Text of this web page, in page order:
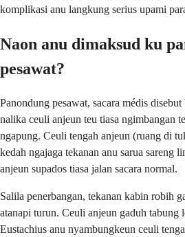
komplikasi anu langkung serius upami
Naon anu dimaksud ku
pesawat?
Panondung pesawat, sacara médis
nalika ceuli anjeun teu tiasa ngimbangan
ngapung. Ceuli tengah anjeun (ruang di
kedah ngajaga tekanan anu sarua sareng
anjeun supados tiasa jalan sacara normal.
Salila penerbangan, tekanan kabin robih
atanapi turun. Ceuli anjeun gaduh tabung
Eustachius anu nyambungkeun ceuli